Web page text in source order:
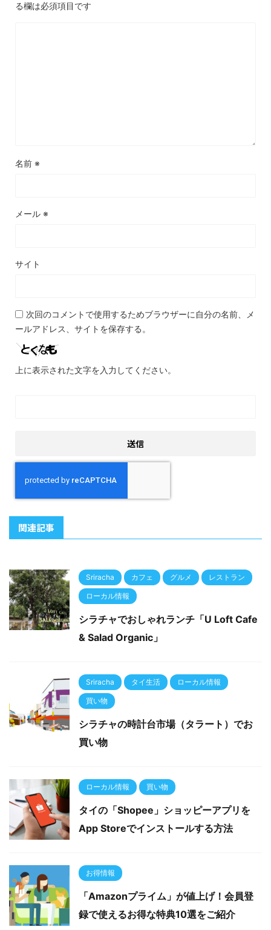
る欄は必須項目です
名前 ※
メール ※
サイト
次回のコメントで使用するためブラウザーに自分の名前、メ
ールアドレス、サイトを保存する。
上に表示された文字を入力してください。
関連記事
Sriracha カフェ グルメ レストラン
ローカル情報
シラチャでおしゃれランチ「U Loft Cafe
& Salad Organic」
Sriracha タイ生活 ローカル情報
買い物
シラチャの時計台市場（タラート）でお
買い物
ローカル情報 買い物
タイの「Shopee」ショッピーアプリを
App Storeでインストールする方法
お得情報
「Amazonプライム」が値上げ！会員登
録で使えるお得な特典10選をご紹介